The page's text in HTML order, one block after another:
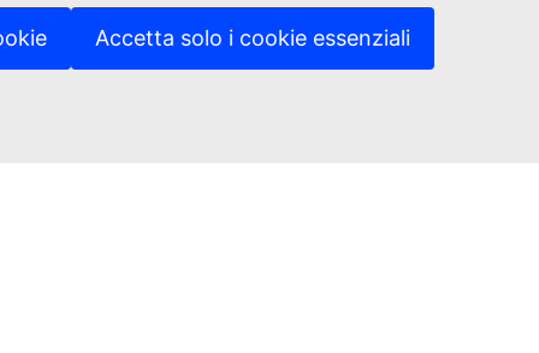
Accetta solo i cookie essenziali